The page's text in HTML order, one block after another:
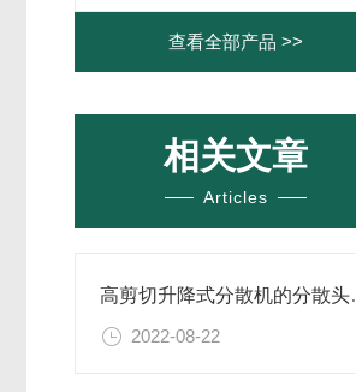
查看全部产品 >>
相关文章
Articles
高剪切
2022-08-22